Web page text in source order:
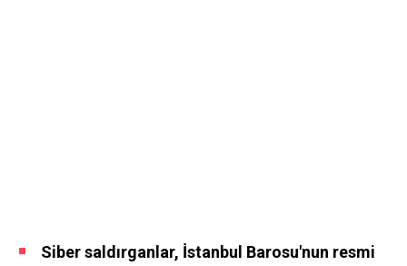
Siber saldırganlar, İstanbul Barosu'nun resmi